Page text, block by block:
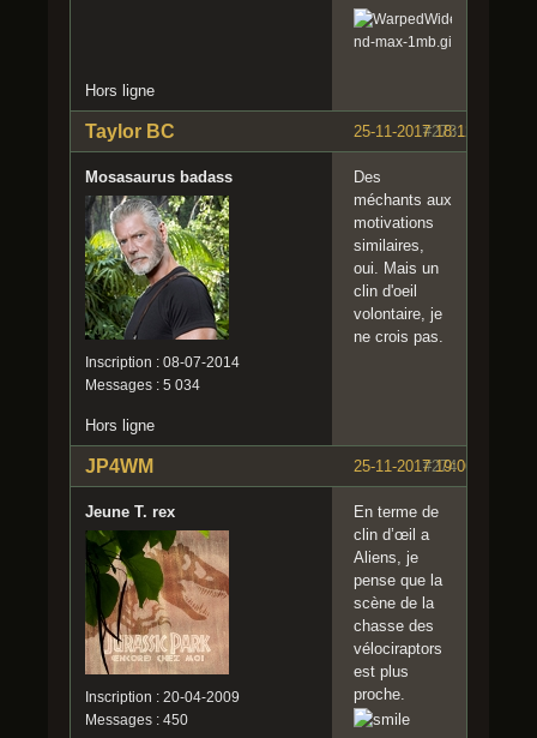
Hors ligne
#273
25-11-2017 18:12:37
Taylor BC
Mosasaurus badass
Inscription : 08-07-2014
Messages : 5 034
Des
méchants aux
motivations
similaires,
oui. Mais un
clin d'oeil
volontaire, je
ne crois pas.
Hors ligne
#274
25-11-2017 19:06:07
JP4WM
Jeune T. rex
Inscription : 20-04-2009
Messages : 450
En terme de
clin d’œil a
Aliens, je
pense que la
scène de la
chasse des
vélociraptors
est plus
proche.